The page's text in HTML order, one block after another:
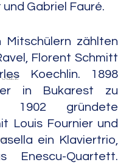
Gabriel Fauré.
Mitschülern zählten
Florent Schmitt
Koechlin. 1898
in Bukarest zu
1902 gründete
Louis Fournier und
ein Klaviertrio,
Enescu-Quartett.